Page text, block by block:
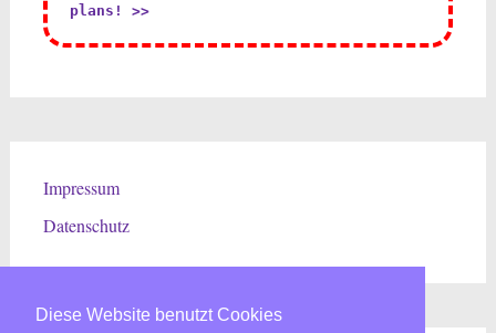
plans! >>
Impressum
Datenschutz
Diese Website benutzt Cookies
Diese Website benutzt Cookies
Diese Website benutzt Cookies
Diese Website benutzt Cookies
Diese Website benutzt Cookies